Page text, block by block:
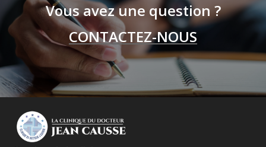
Vous avez une question ?
CONTACTEZ-NOUS